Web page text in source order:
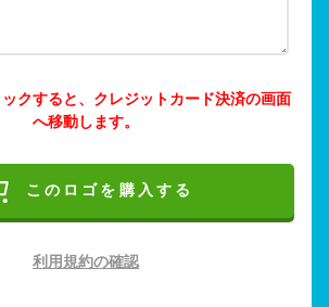
クすると、クレジットカード決済の画面
へ移動します。
このロゴを購入する
利用規約の確認